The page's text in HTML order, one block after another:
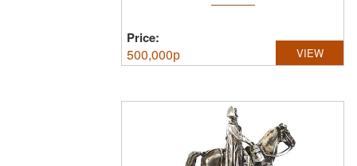
Price:
500,000р VIEW